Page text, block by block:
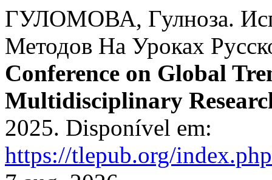
ГУЛОМОВА, Гулноза.
Методов На Уроках
Conference on Global
Multidisciplinary
2025. Disponível em:
https://tlepub.org/